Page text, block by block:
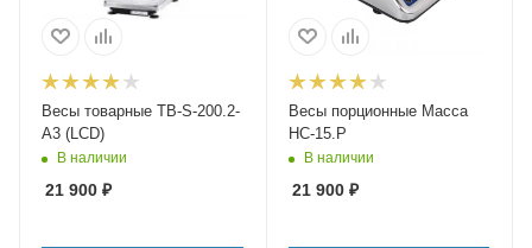
Весы товарные TB-S-200.2-
A3 (LCD)
В наличии
21 900 ₽
Весы порционные Масса
НС-15.Р
В наличии
21 900₽